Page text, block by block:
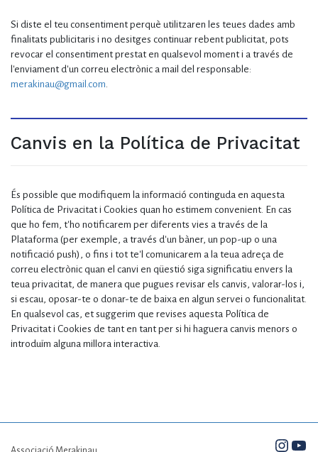
Si diste el teu consentiment perquè utilitzaren les teues dades amb
finalitats publicitaris i no desitges continuar rebent publicitat, pots
revocar el consentiment prestat en qualsevol moment i a través de
l'enviament d'un correu electrònic a mail del responsable:
merakinau@gmail.com
Canvis en la Política de Privacitat
És possible que modifiquem la informació continguda en aquesta
Política de Privacitat i Cookies quan ho estimem convenient. En cas
que ho fem, t'ho notificarem per diferents vies a través de la
Plataforma (per exemple, a través d'un bàner, un pop-up o una
notificació push), o fins i tot te'l comunicarem a la teua adreça de
correu electrònic quan el canvi en qüestió siga significatiu envers la
teua privacitat, de manera que pugues revisar els canvis, valorar-los i,
si escau, oposar-te o donar-te de baixa en algun servei o funcionalitat.
En qualsevol cas, et suggerim que revises aquesta Política de
Privacitat i Cookies de tant en tant per si hi haguera canvis menors o
introduïm alguna millora interactiva.